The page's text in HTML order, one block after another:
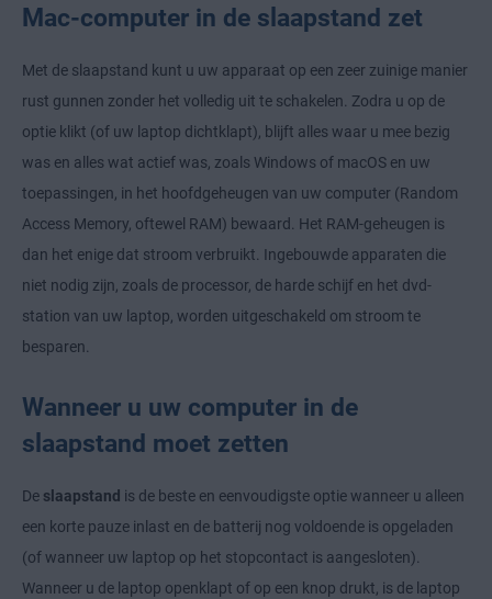
Mac-computer in de slaapstand zet
Met de slaapstand kunt u uw apparaat op een zeer zuinige manier
rust gunnen zonder het volledig uit te schakelen. Zodra u op de
optie klikt (of uw laptop dichtklapt), blijft alles waar u mee bezig
was en alles wat actief was, zoals Windows of macOS en uw
toepassingen, in het hoofdgeheugen van uw computer (Random
Access Memory, oftewel RAM) bewaard. Het RAM-geheugen is
dan het enige dat stroom verbruikt. Ingebouwde apparaten die
niet nodig zijn, zoals de processor, de harde schijf en het dvd-
station van uw laptop, worden uitgeschakeld om stroom te
besparen.
Wanneer u uw computer in de
slaapstand moet zetten
De slaapstand is de beste en eenvoudigste optie wanneer u alleen
een korte pauze inlast en de batterij nog voldoende is opgeladen
(of wanneer uw laptop op het stopcontact is aangesloten).
Wanneer u de laptop openklapt of op een knop drukt, is de laptop